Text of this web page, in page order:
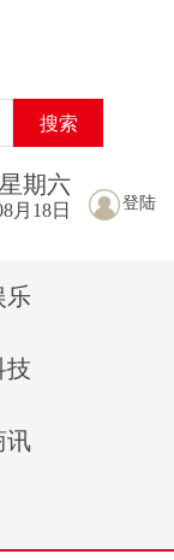
搜索
登陆
星期六
月18日
乐
技
讯